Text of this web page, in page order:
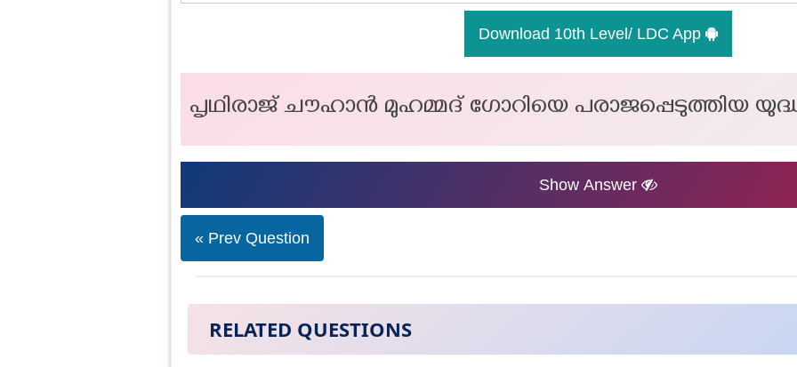
Download 10th Level/ LDC App
പൃഥിരാജ് ചൗഹാൻ മുഹമ്മദ് ഗോറിയെ പരാജപ്പെടുത്തിയ
Show Answer
« Prev Question
RELATED QUESTIONS